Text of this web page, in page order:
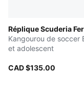
Réplique Scuderia
Kangourou de soccer
et adolescent
CAD $135.00